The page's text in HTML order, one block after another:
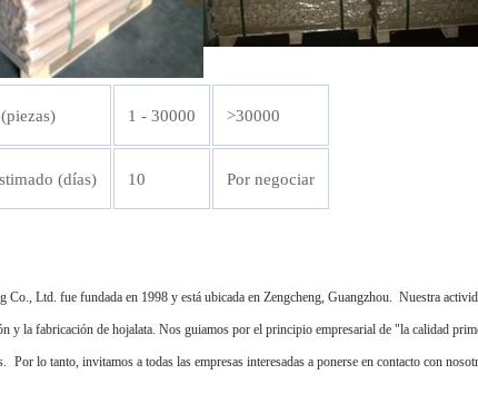
1 - 30000 >30000
(días) 10 Por negociar
Ltd. fue fundada en 1998 y está ubicada en Zengcheng, Guangzhou. Nuestra
y la fabricación de hojalata. Nos guiamos por el principio empresarial de "la calidad
Por lo tanto, invitamos a todas las empresas interesadas a ponerse en contacto con